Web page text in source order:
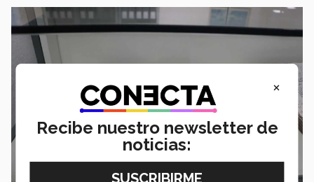
×
Recibe nuestro newsletter de
noticias: